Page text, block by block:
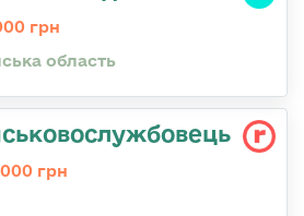
грн
область
грн